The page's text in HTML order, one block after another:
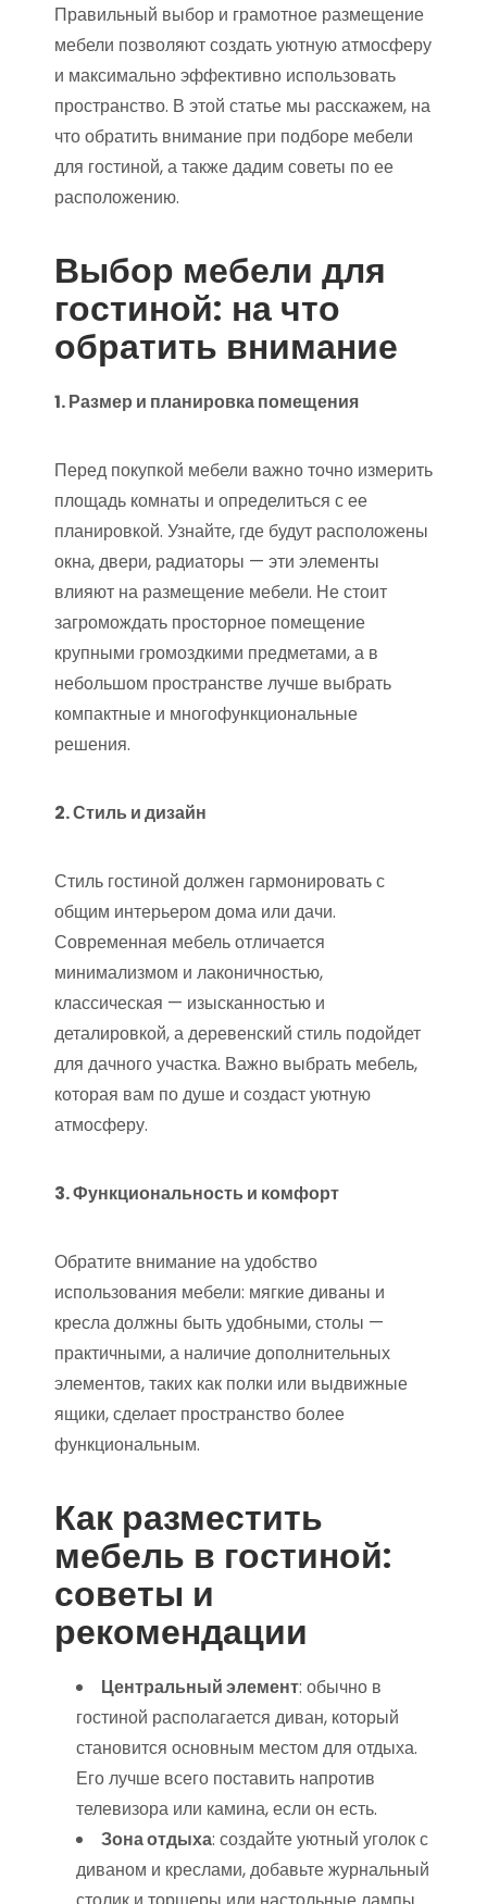
Правильный выбор и грамотное размещение
мебели позволяют создать уютную атмосферу
и максимально эффективно использовать
пространство. В этой статье мы расскажем, на
что обратить внимание при подборе мебели
для гостиной, а также дадим советы по ее
расположению.
Выбор мебели для
гостиной: на что
обратить внимание
1. Размер и планировка помещения
Перед покупкой мебели важно точно измерить
площадь комнаты и определиться с ее
планировкой. Узнайте, где будут расположены
окна, двери, радиаторы — эти элементы
влияют на размещение мебели. Не стоит
загромождать просторное помещение
крупными громоздкими предметами, а в
небольшом пространстве лучше выбрать
компактные и многофункциональные
решения.
2. Стиль и дизайн
Стиль гостиной должен гармонировать с
общим интерьером дома или дачи.
Современная мебель отличается
минимализмом и лаконичностью,
классическая — изысканностью и
деталировкой, а деревенский стиль подойдет
для дачного участка. Важно выбрать мебель,
которая вам по душе и создаст уютную
атмосферу.
3. Функциональность и комфорт
Обратите внимание на удобство
использования мебели: мягкие диваны и
кресла должны быть удобными, столы —
практичными, а наличие дополнительных
элементов, таких как полки или выдвижные
ящики, сделает пространство более
функциональным.
Как разместить
мебель в гостиной:
советы и
рекомендации
Центральный элемент: обычно в
гостиной располагается диван, который
становится основным местом для отдыха.
Его лучше всего поставить напротив
телевизора или камина, если он есть.
Зона отдыха: создайте уютный уголок с
диваном и креслами, добавьте журнальный